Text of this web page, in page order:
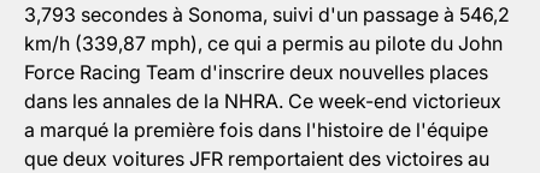
3,793 secondes à Sonoma, suivi d'un passage à 546,2
km/h (339,87 mph), ce qui a permis au pilote du John
Force Racing Team d'inscrire deux nouvelles places
dans les annales de la NHRA. Ce week-end victorieux
a marqué la première fois dans l'histoire de l'équipe
que deux voitures JFR remportaient des victoires au